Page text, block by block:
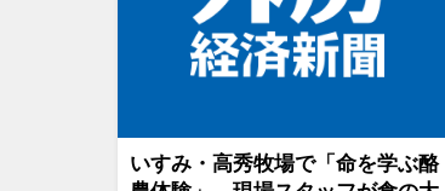
いすみ・高秀牧場で「命を学ぶ酪